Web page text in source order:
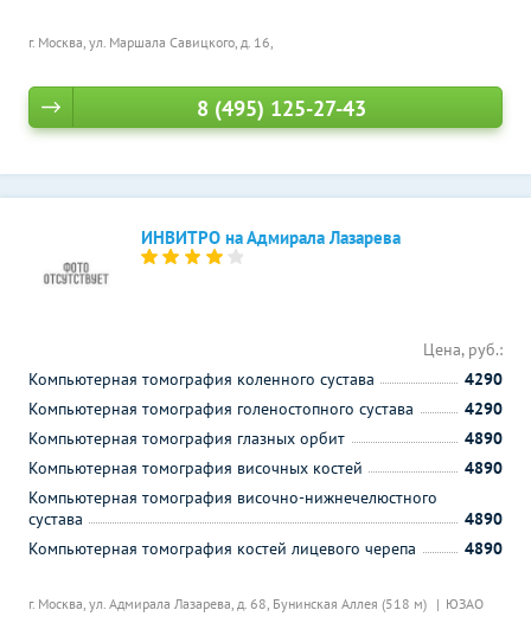
г. Москва, ул. Маршала Савицкого, д. 16,
8 (495) 125-27-43
ИНВИТРО на Адмирала Лазарева
г. Москва, ул. Адмирала Лазарева, д. 68, Бунинская Аллея (518 м) ЮЗАО
Цена, руб.:
Компьютерная томография коленного сустава
4290
Компьютерная томография голеностопного сустава
4290
Компьютерная томография глазных орбит
4890
Компьютерная томография височных костей
4890
Компьютерная томография височно-нижнечелюстного
сустава
4890
Компьютерная томография костей лицевого черепа
4890